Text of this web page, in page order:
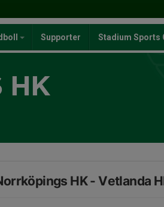
Supporter Stadium Sports
HK
HK - Vetlanda